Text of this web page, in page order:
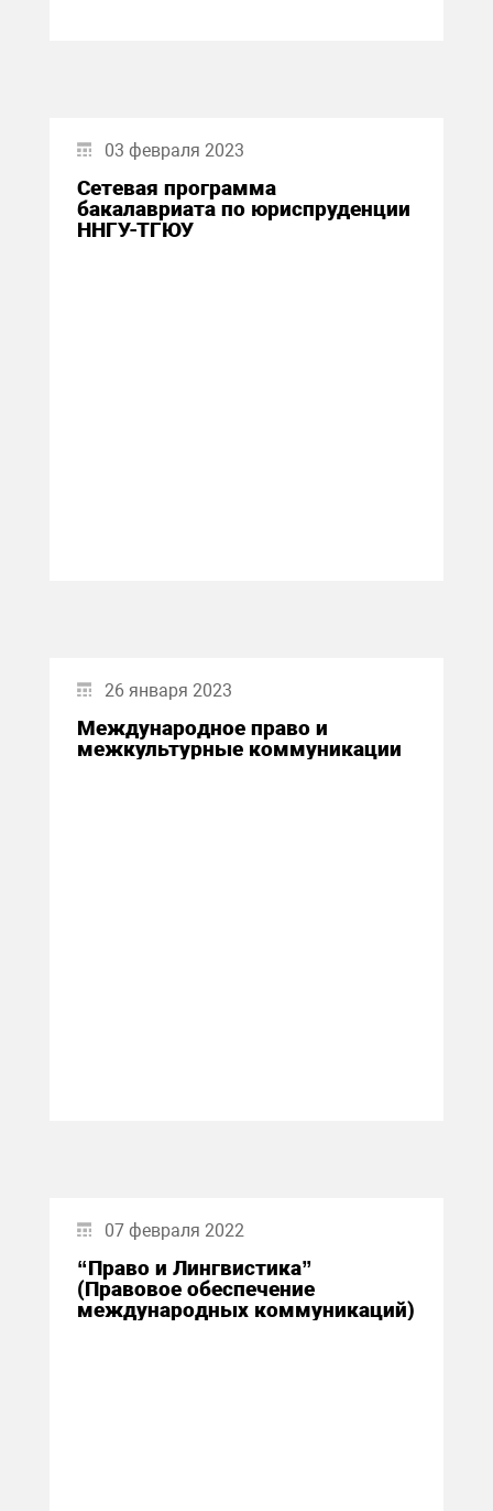
03 февраля 2023
Сетевая программа
бакалавриата по юриспруденции
ННГУ-ТГЮУ
26 января 2023
Международное право и
межкультурные коммуникации
07 февраля 2022
“Право и Лингвистика”
(Правовое обеспечение
международных коммуникаций)